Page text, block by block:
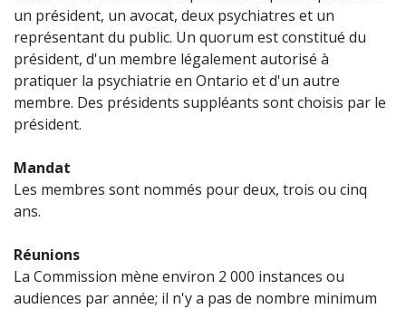
un président, un avocat, deux psychiatres et un
représentant du public. Un quorum est constitué du
président, d'un membre légalement autorisé à
pratiquer la psychiatrie en Ontario et d'un autre
membre. Des présidents suppléants sont choisis par le
président.
Mandat
Les membres sont nommés pour deux, trois ou cinq
ans.
Réunions
La Commission mène environ 2 000 instances ou
audiences par année; il n'y a pas de nombre minimum